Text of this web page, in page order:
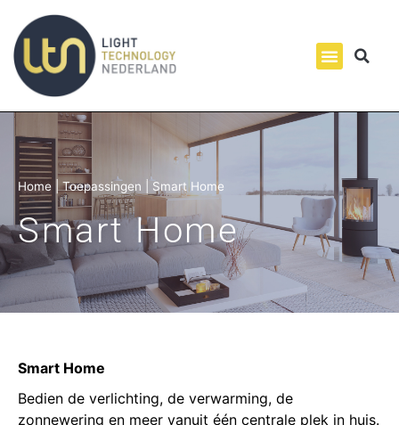
Home |Toepassingen Smart Home
Smart Home
Smart Home
Bedien de verlichting, de verwarming, de
zonnewering en meer vanuit één centrale plek in huis.